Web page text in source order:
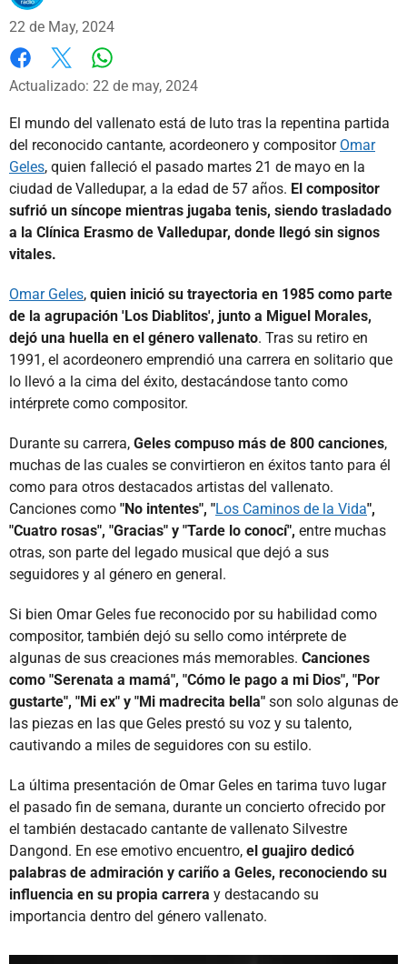
22 de May, 2024
Facebook
X
Actualizado: 22 de may, 2024
El mundo del vallenato está de luto tras la repentina partida
del reconocido cantante, acordeonero y compositor Omar
Geles, quien falleció el pasado martes 21 de mayo en la
ciudad de Valledupar, a la edad de 57 años. El compositor
sufrió un síncope mientras jugaba tenis, siendo trasladado
a la Clínica Erasmo de Valledupar, donde llegó sin signos
vitales.
Omar Geles, quien inició su trayectoria en 1985 como parte
de la agrupación 'Los Diablitos', junto a Miguel Morales,
dejó una huella en el género vallenato. Tras su retiro en
1991, el acordeonero emprendió una carrera en solitario que
lo llevó a la cima del éxito, destacándose tanto como
intérprete como compositor.
Durante su carrera, Geles compuso más de 800 canciones,
muchas de las cuales se convirtieron en éxitos tanto para él
como para otros destacados artistas del vallenato.
Canciones como "No intentes", "Los Caminos de la Vida",
"Cuatro rosas", "Gracias" y "Tarde lo conocí", entre muchas
otras, son parte del legado musical que dejó a sus
seguidores y al género en general.
Si bien Omar Geles fue reconocido por su habilidad como
compositor, también dejó su sello como intérprete de
algunas de sus creaciones más memorables. Canciones
como "Serenata a mamá", "Cómo le pago a mi Dios", "Por
gustarte", "Mi ex" y "Mi madrecita bella" son solo algunas de
las piezas en las que Geles prestó su voz y su talento,
cautivando a miles de seguidores con su estilo.
La última presentación de Omar Geles en tarima tuvo lugar
el pasado fin de semana, durante un concierto ofrecido por
el también destacado cantante de vallenato Silvestre
Dangond. En ese emotivo encuentro, el guajiro dedicó
palabras de admiración y cariño a Geles, reconociendo su
influencia en su propia carrera y destacando su
importancia dentro del género vallenato.